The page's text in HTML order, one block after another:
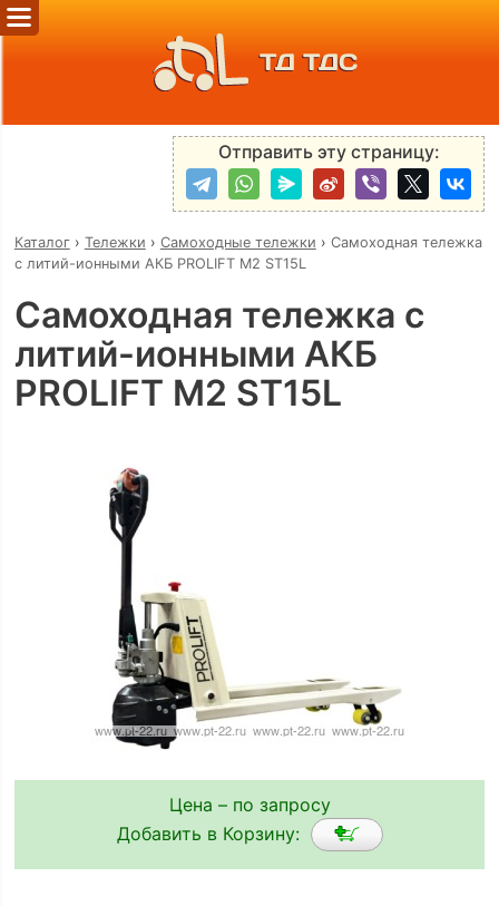
ТД ТДС
Отправить эту страницу:
Каталог› Тележки › Самоходные тележки › Самоходная тележка
с литий-ионными АКБ PROLIFT M2 ST15L
Самоходная тележка с
литий-ионными АКБ
PROLIFT M2 ST15L
Цена – по запросу
Добавить в Корзину: